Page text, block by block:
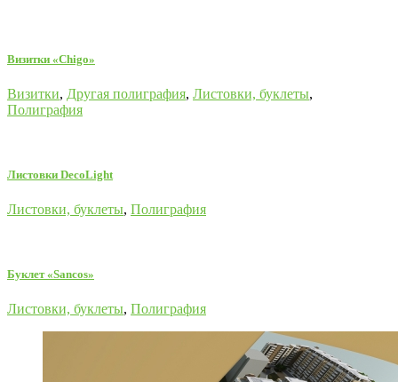
Визитки «Chigo»
Визитки, Другая полиграфия, Листовки, буклеты,
Полиграфия
Листовки DecoLight
Листовки, буклеты, Полиграфия
Буклет «Sancos»
Листовки, буклеты, Полиграфия